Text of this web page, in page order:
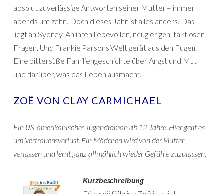
absolut zuverlässige Antworten seiner Mutter – immer
abends um zehn. Doch dieses Jahr ist alles anders. Das
liegt an Sydney. An ihren liebevollen, neugierigen, taktlosen
Fragen. Und Frankie Parsons Welt gerät aus den Fugen.
Eine bittersüße Familiengeschichte über Angst und Mut
und darüber, was das Leben ausmacht.
ZOË VON CLAY CARMICHAEL
Ein US-amerikanischer Jugendroman ab 12 Jahre. Hier geht es
um Vertrauensverlust. Ein Mädchen wird von der Mutter
verlassen und lernt ganz allmählich wieder Gefühle zuzulassen.
Kurzbeschreibung